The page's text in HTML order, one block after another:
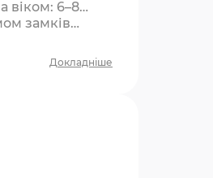
віком: 6–8
замків…
Докладніше